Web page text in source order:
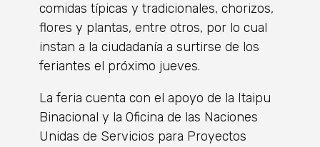
comidas típicas y tradicionales, chorizos,
flores y plantas, entre otros, por lo cual
instan a la ciudadanía a surtirse de los
feriantes el próximo jueves.
La feria cuenta con el apoyo de la Itaipu
Binacional y la Oficina de las Naciones
Unidas de Servicios para Proyectos